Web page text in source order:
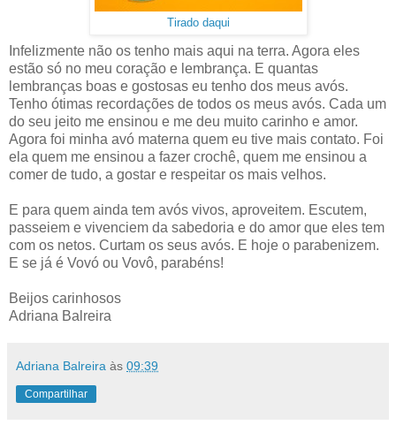
Tirado daqui
Infelizmente não os tenho mais aqui na terra. Agora eles
estão só no meu coração e lembrança. E quantas
lembranças boas e gostosas eu tenho dos meus avós.
Tenho ótimas recordações de todos os meus avós. Cada um
do seu jeito me ensinou e me deu muito carinho e amor.
Agora foi minha avó materna quem eu tive mais contato. Foi
ela quem me ensinou a fazer crochê, quem me ensinou a
comer de tudo, a gostar e respeitar os mais velhos.
E para quem ainda tem avós vivos, aproveitem. Escutem,
passeiem e vivenciem da sabedoria e do amor que eles tem
com os netos. Curtam os seus avós. E hoje o parabenizem.
E se já é Vovó ou Vovô, parabéns!
Beijos carinhosos
Adriana Balreira
Adriana Balreira às 09:39
Compartilhar